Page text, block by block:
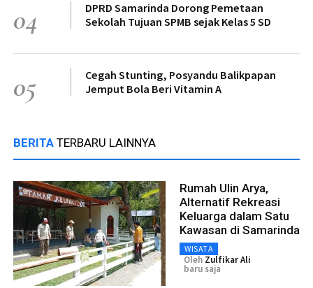
04
DPRD Samarinda Dorong Pemetaan
Sekolah Tujuan SPMB sejak Kelas 5 SD
05
Cegah Stunting, Posyandu Balikpapan
Jemput Bola Beri Vitamin A
BERITA TERBARU LAINNYA
Rumah Ulin Arya,
Alternatif Rekreasi
Keluarga dalam Satu
Kawasan di Samarinda
WISATA
Oleh Zulfikar Ali
baru saja